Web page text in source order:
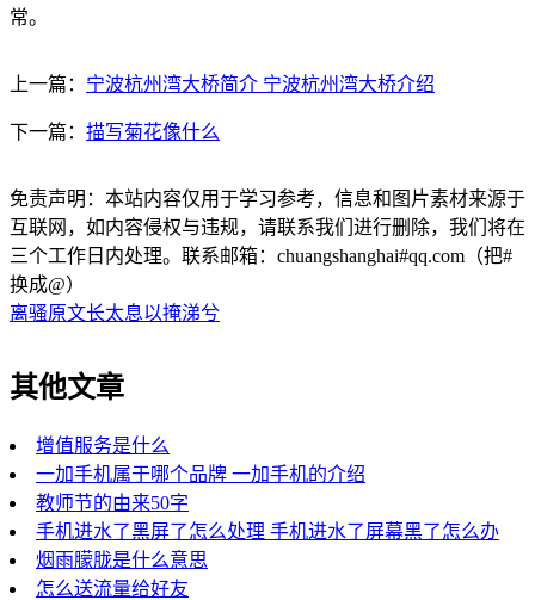
常。
上一篇： 宁波杭州湾大桥简介 宁波杭州湾大桥介绍
下一篇： 描写菊花像什么
免责声明：本站内容仅用于学习参考，信息和图片素材来源于
互联网，如内容侵权与违规，请联系我们进行删除，我们将在
三个工作日内处理。联系邮箱：chuangshanghai#qq.com（把#
换成@）
离骚原文长太息以掩涕兮
其他文章
增值服务是什么
一加手机属于哪个品牌 一加手机的介绍
教师节的由来50字
手机进水了黑屏了怎么处理 手机进水了屏幕黑了怎么办
烟雨朦胧是什么意思
怎么送流量给好友